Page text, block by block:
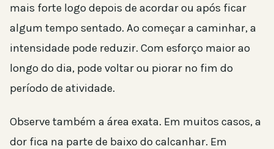
mais forte logo depois de acordar ou após ficar
algum tempo sentado. Ao começar a caminhar, a
intensidade pode reduzir. Com esforço maior ao
longo do dia, pode voltar ou piorar no fim do
período de atividade.
Observe também a área exata. Em muitos casos, a
dor fica na parte de baixo do calcanhar. Em